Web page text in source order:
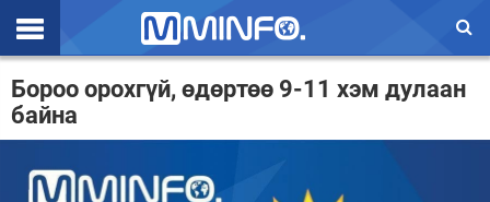
Эхлэл
Цаг агаар
Валют ханш
Бороо орохгүй, өдөртөө 9-11 хэм дулаан
байна